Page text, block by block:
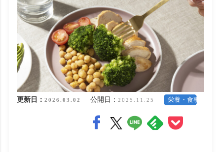
更新日：2026.03.02 公開日： 2025.11.25 栄養・食事